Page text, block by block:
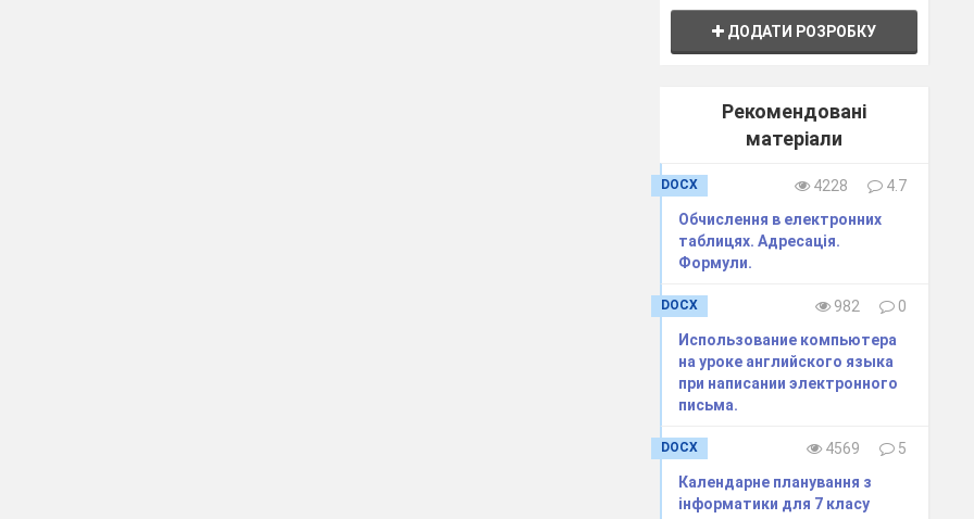
ДОДАТИ РОЗРОБКУ
Рекомендовані
матеріали
DOCX 4228
4.7
Обчислення в електронних
таблицях. Адресація.
Формули.
DOCX 982
0
Использование компьютера
на уроке английского языка
при написании электронного
письма.
DOCX 4569
5
Календарне планування з
інформатики для 7 класу